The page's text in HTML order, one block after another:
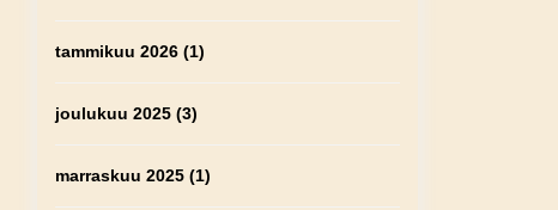
tammikuu 2026 (1)
joulukuu 2025 (3)
marraskuu 2025 (1)